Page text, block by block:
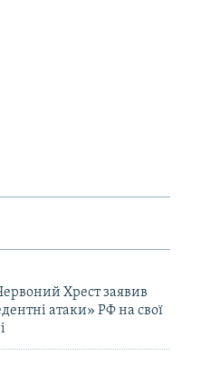
Хрест заявив
атаки» РФ на свої